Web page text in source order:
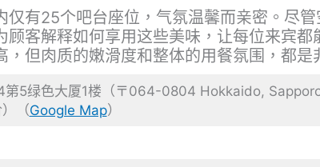
有25个吧台座位，气氛温馨而亲密。尽
客解释如何享用这些美味，让每位来宾
但肉质的嫩滑度和整体的用餐氛围，都是
5绿色大厦1楼（〒064-0804 Hokkaido,
（Google Map）